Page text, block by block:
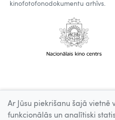
kinofotofonodokumentu arhīvs.
Ar Jūsu piekrišanu šajā vietnē
funkcionālās un analītiski